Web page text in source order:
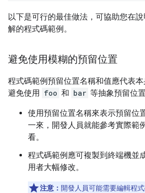
以下是可行的最佳做法，可協助您在
解的程式碼範例。
避免使用模糊的預留位置
程式碼範例預留位置名稱和值應代表本
避免使用 foo 和 bar 等抽象預留位置
使用預留位置名稱來表示預留位
一來，開發人員就能參考實際範
看。
程式碼範例應可複製到終端機並
用者大幅修改。
注意： 開發人員可能需要編輯程